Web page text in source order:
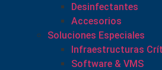
Desinfectantes
Accesorios
Soluciones Especiales
Infraestructuras
Software & VMS